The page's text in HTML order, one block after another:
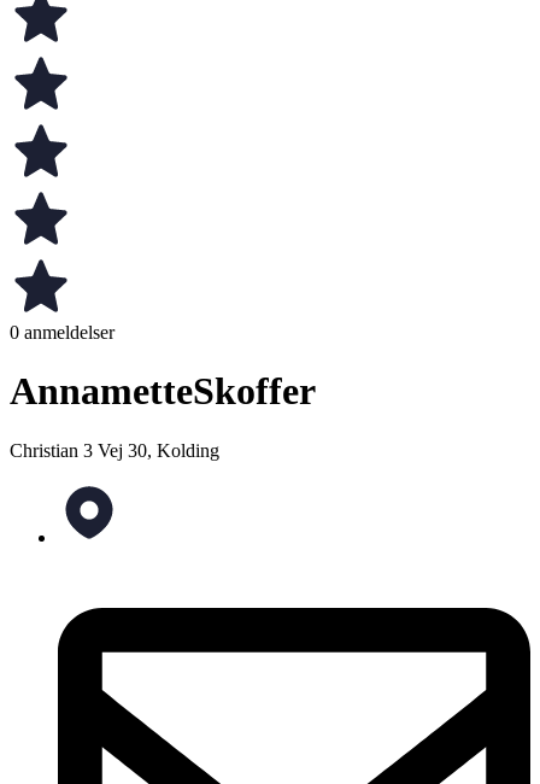
0 anmeldelser
AnnametteSkoffer
Christian 3 Vej 30, Kolding